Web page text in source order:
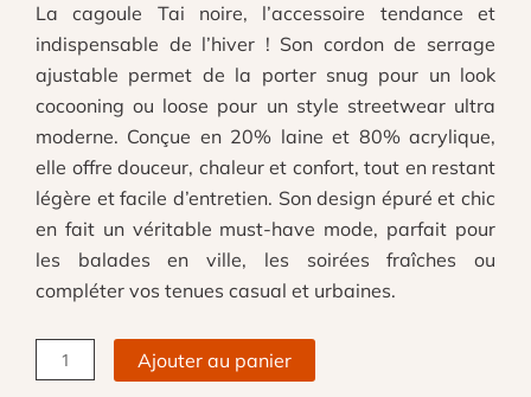
La cagoule Tai noire, l’accessoire tendance et
indispensable de l’hiver ! Son cordon de serrage
ajustable permet de la porter snug pour un look
cocooning ou loose pour un style streetwear ultra
moderne. Conçue en 20% laine et 80% acrylique,
elle offre douceur, chaleur et confort, tout en restant
légère et facile d’entretien. Son design épuré et chic
en fait un véritable must-have mode, parfait pour
les balades en ville, les soirées fraîches ou
compléter vos tenues casual et urbaines.
quantité
de
Ajouter au panier